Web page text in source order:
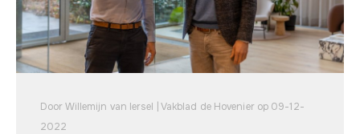
Door Willemijn van Iersel | Vakblad de Hovenier op 09-12-
2022